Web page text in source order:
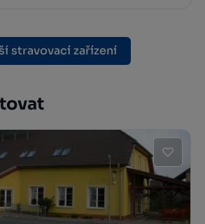
stravovací zařízení